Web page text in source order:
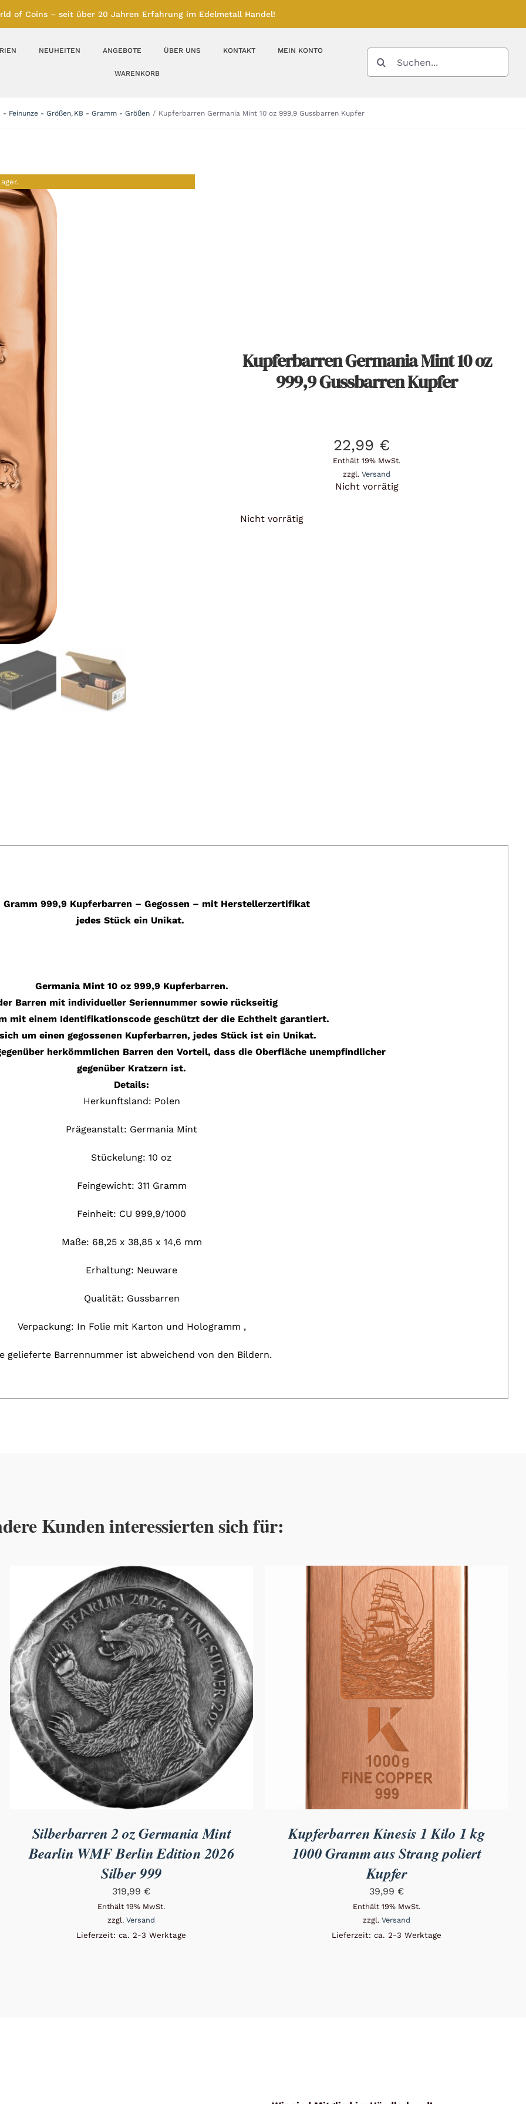
of Coins – seit über 20 Jahren Erfahrung im Edelmetall Handel!
Feinunze – Größen
100 bis 1000 g
Münzbarren
Feinunze – Größen Feinunze – Größen
NEUHEITEN ANGEBOTE ÜBER UNS KONTAKT MEIN KONTO
WARENKORB
SUCHE
NACH:
- Feinunze - Größen KB - Gramm - Größen Kupferbarren Germania Mint 10 oz 999,9 Gussbarren Kupfer
Kupferbarren Germania Mint 10 oz
999,9 Gussbarren Kupfer
22,99 €
Enthält 19% MwSt.
zzgl.Versand
Nicht vorrätig
Nicht vorrätig
Gramm 999,9 Kupferbarren – Gegossen – mit Herstellerzertifikat
jedes Stück ein Unikat.
Germania Mint 10 oz 999,9 Kupferbarren.
Barren mit individueller Seriennummer sowie rückseitig
mit einem Identifikationscode geschützt der die Echtheit garantiert.
um einen gegossenen Kupferbarren, jedes Stück ist ein Unikat.
herkömmlichen Barren den Vorteil, dass die Oberfläche unempfindlicher
gegenüber Kratzern ist.
Details:
Herkunftsland: Polen
Prägeanstalt: Germania Mint
Stückelung: 10 oz
Feingewicht: 311 Gramm
Feinheit: CU 999,9/1000
Maße: 68,25 x 38,85 x 14,6 mm
Erhaltung: Neuware
Qualität: Gussbarren
Verpackung: In Folie mit Karton und Hologramm ,
gelieferte Barrennummer ist abweichend von den Bildern.
Kunden interessierten sich für:
Silberbarren 2 oz Germania Mint
Bearlin WMF Berlin Edition 2026
Silber 999
319,99 €
Enthält 19% MwSt.
zzgl.Versand
Lieferzeit: ca. 2-3 Werktage
Kupferbarren Kinesis 1 Kilo 1 kg
1000 Gramm aus Strang poliert
Kupfer
39,99 €
Enthält 19% MwSt.
zzgl.Versand
Lieferzeit: ca. 2-3 Werktage